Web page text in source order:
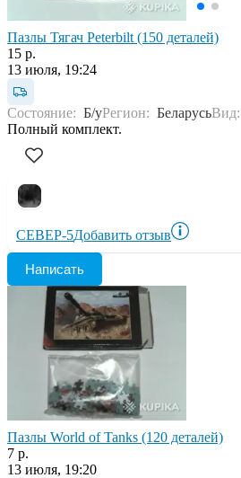
Пазлы Тягач Peterbilt (150 деталей)
15 р.
13 июля, 19:24
Состояние: Б/уРегион: БеларусьВид:
Полный комплект.
СЕВЕР-5Добавить отзыв
Написать
Пазлы World of Tanks (120 деталей)
7 р.
13 июля, 19:20